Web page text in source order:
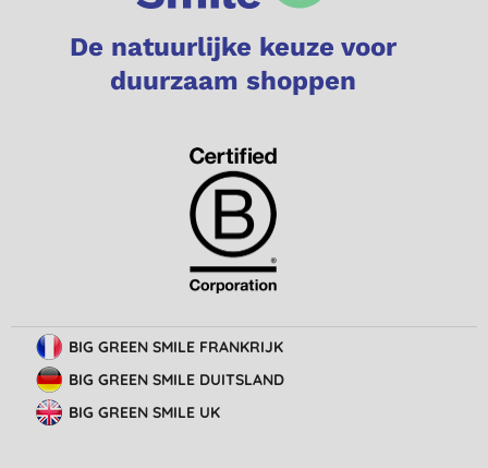
De natuurlijke keuze voor
duurzaam shoppen
BIG GREEN SMILE FRANKRIJK
BIG GREEN SMILE DUITSLAND
BIG GREEN SMILE UK